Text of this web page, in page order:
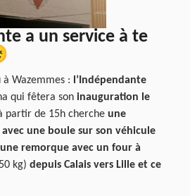
a un service à te
Wazemmes :
l’Indépendante
qui fêtera son inauguration le
partir de 15h cherche une
une boule sur son véhicule
remorque avec un four à
kg) depuis Calais vers Lille et ce